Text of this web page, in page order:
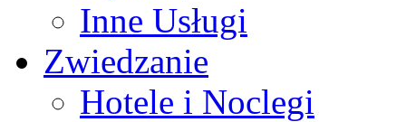
Inne Usługi
Zwiedzanie
Hotele i Noclegi